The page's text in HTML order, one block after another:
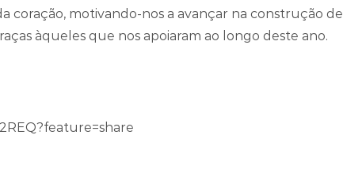
coração, motivando-nos a avançar na construção de
àqueles que nos apoiaram ao longo deste ano.